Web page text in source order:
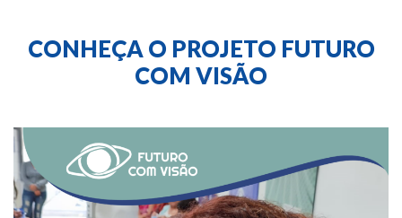
CONHEÇA O PROJETO FUTURO
COM VISÃO